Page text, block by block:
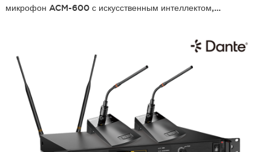
микрофон ACM-600 с искусственным интеллектом,